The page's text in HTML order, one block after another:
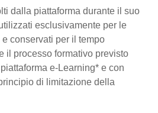
dalla piattaforma durante il suo
esclusivamente per le
conservati per il tempo
il processo formativo previsto
e-Learning* e con
di limitazione della